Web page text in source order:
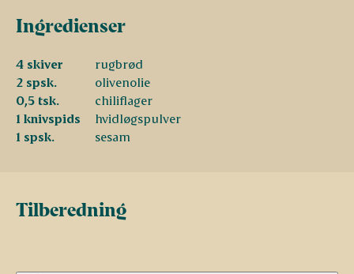
Ingredienser
4 skiver
rugbrød
2 spsk.
olivenolie
0,5 tsk.
chiliflager
1 knivspids
hvidløgspulver
1 spsk.
sesam
Tilberedning